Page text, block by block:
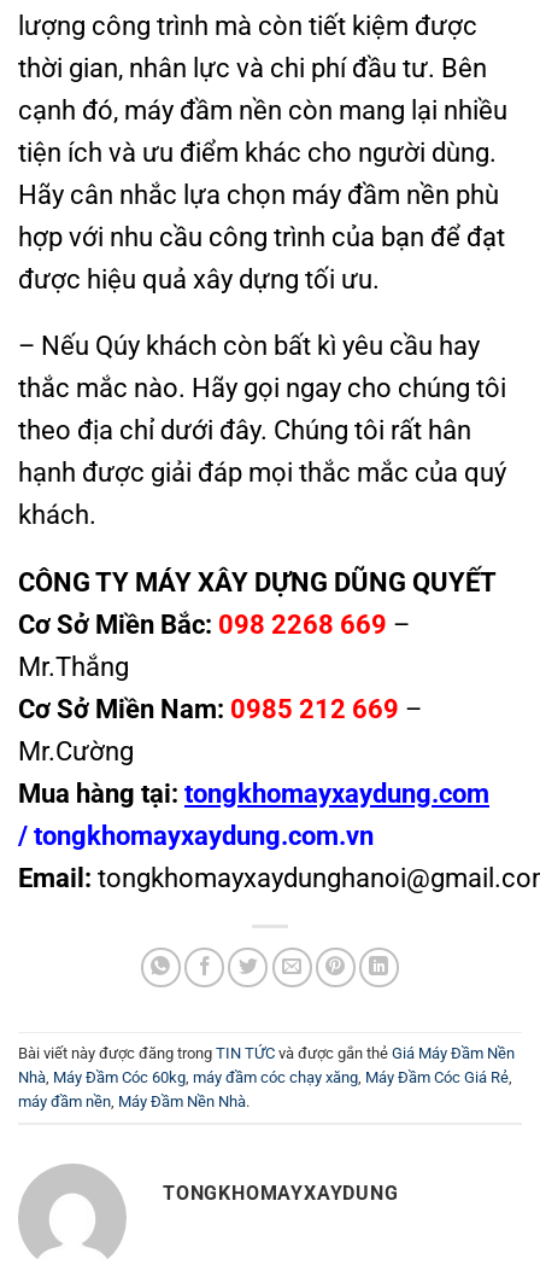
lượng công trình mà còn tiết kiệm được
thời gian, nhân lực và chi phí đầu tư. Bên
cạnh đó, máy đầm nền còn mang lại nhiều
tiện ích và ưu điểm khác cho người dùng.
Hãy cân nhắc lựa chọn máy đầm nền phù
hợp với nhu cầu công trình của bạn để đạt
được hiệu quả xây dựng tối ưu.
– Nếu Qúy khách còn bất kì yêu cầu hay
thắc mắc nào. Hãy gọi ngay cho chúng tôi
theo địa chỉ dưới đây. Chúng tôi rất hân
hạnh được giải đáp mọi thắc mắc của quý
khách.
CÔNG TY MÁY XÂY DỰNG DŨNG QUYẾT
Cơ Sở Miền Bắc: 098 2268 669 –
Mr.Thắng
Cơ Sở Miền Nam: 0985 212 669 –
Mr.Cường
Mua hàng tại: tongkhomayxaydung.com
/tongkhomayxaydung.com.vn
Email:
Bài viết này được đăng trong TIN TỨC và được gắn thẻ Giá Máy Đầm Nền
Nhà Máy Đầm Cóc 60kg máy đầm cóc chạy xăng Máy Đầm Cóc Giá Rẻ
máy đầm nền Máy Đầm Nền Nhà.
TONGKHOMAYXAYDUNG